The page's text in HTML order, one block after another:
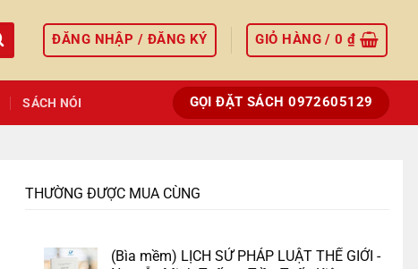
ĐĂNG NHẬP / ĐĂNG KÝ GIỎ HÀNG /0₫
SÁCH NÓI GỌI ĐẶT SÁCH 0972605129
THƯỜNG ĐƯỢC MUA CÙNG
(Bìa mềm) LỊCH SỬ PHÁP LUẬT THẾ GIỚI -